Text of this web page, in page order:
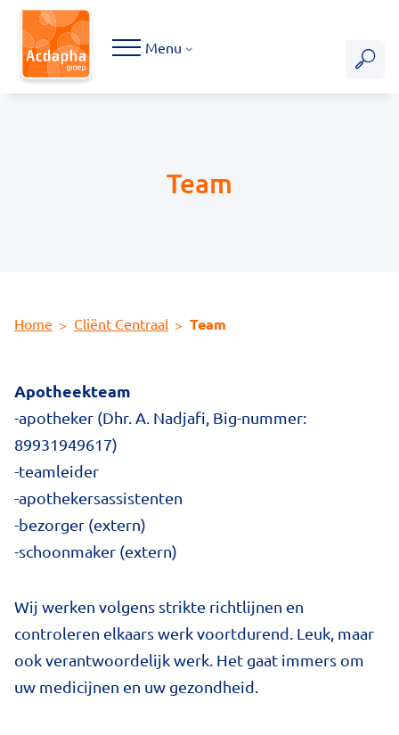
Hoofdmenu
Menu
Home Cliënt Centraal Team
Team
Apotheekteam
-apotheker (Dhr. A. Nadjafi, Big-nummer:
89931949617)
-teamleider
-apothekersassistenten
-bezorger (extern)
-schoonmaker (extern)
Wij werken volgens strikte richtlijnen en
controleren elkaars werk voortdurend. Leuk, maar
ook verantwoordelijk werk. Het gaat immers om
uw medicijnen en uw gezondheid.